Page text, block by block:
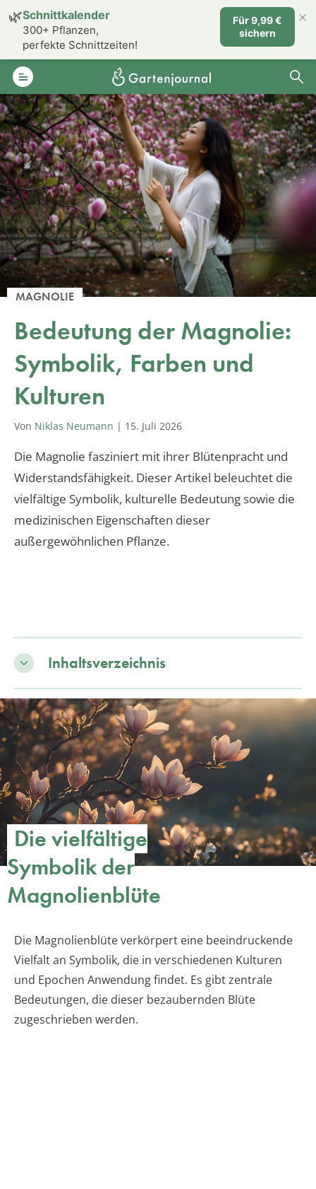
MAGNOLIE
Bedeutung der Magnolie:
Symbolik, Farben und
Kulturen
Von Niklas Neumann | 15. Juli 2026
Die Magnolie fasziniert mit ihrer Blütenpracht und
Widerstandsfähigkeit. Dieser Artikel beleuchtet die
vielfältige Symbolik, kulturelle Bedeutung sowie die
medizinischen Eigenschaften dieser
außergewöhnlichen Pflanze.
Inhaltsverzeichnis
Die vielfältige
Symbolik der
Magnolienblüte
Die Magnolienblüte verkörpert eine beeindruckende
Vielfalt an Symbolik, die in verschiedenen Kulturen
und Epochen Anwendung findet. Es gibt zentrale
Bedeutungen, die dieser bezaubernden Blüte
zugeschrieben werden.
🌿Schnittkalender
300+ Pflanzen,
perfekte Schnittzeiten!
Für 9,99 €
sichern
×